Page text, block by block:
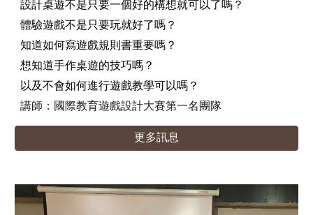
設計桌遊不是只要一個好的構想就可以了嗎？
體驗遊戲不是只要玩就好了嗎？
知道如何寫遊戲規則書重要嗎？
想知道手作桌遊的技巧嗎？
以及不會如何進行遊戲教學可以嗎？
講師： 國際教育遊戲設計大賽第一名團隊
更多訊息